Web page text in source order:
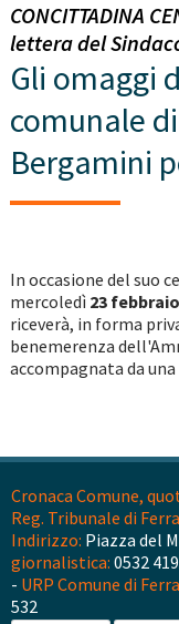
CONCITTADINA
lettera del
Gli omaggi
comunale
Bergamini
In occasione del suo
mercoledì 23
riceverà, in forma
benemerenza
accompagnata da
Cronaca Comune,
Reg. Tribunale di
Indirizzo: Piazza del
giornalistica: 0532
- URP Comune di
532